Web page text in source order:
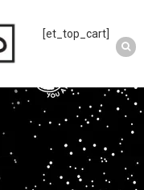
[et_top_cart]